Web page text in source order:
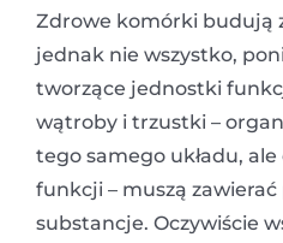
Zdrowe komórki budują
jednak nie wszystko,
tworzące jednostki
wątroby i trzustki –
tego samego układu, ale
funkcji – muszą
substancje. Oczywiście